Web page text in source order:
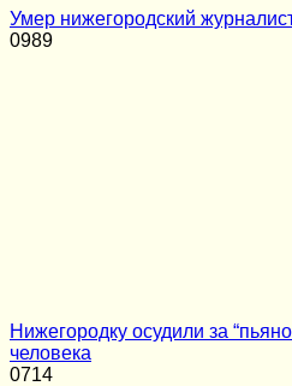
Умер нижегородский
0989
Нижегородку осудили за
человека
0714